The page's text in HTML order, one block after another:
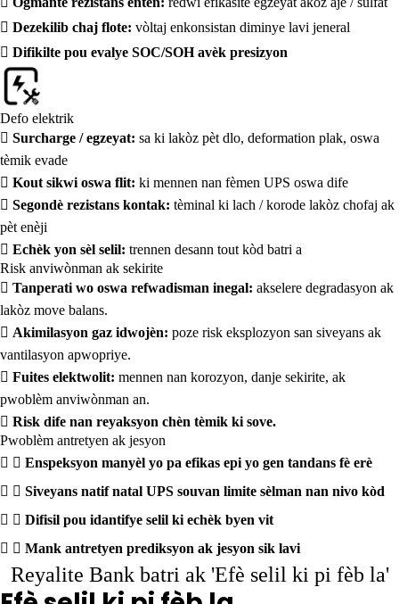
 Dezekilib chaj flote: vòltaj enkonsistan diminye lavi jeneral
 Difikilte pou evalye SOC/SOH avèk presizyon
Defo elektrik
 Surcharge / egzeyat: sa ki lakòz pèt dlo, deformation plak, oswa
tèmik evade
 Kout sikwi oswa flit: ki mennen nan fèmen UPS oswa dife
 Segondè rezistans kontak: tèminal ki lach / korode lakòz chofaj ak
pèt enèji
 Echèk yon sèl selil: trennen desann tout kòd batri a
Risk anviwònman ak sekirite
 Tanperati wo oswa refwadisman inegal: akselere degradasyon ak
lakòz move balans.
 Akimilasyon gaz idwojèn: poze risk eksplozyon san siveyans ak
vantilasyon apwopriye.
 Fuites elektwolit: mennen nan korozyon, danje sekirite, ak
pwoblèm anviwònman an.
 Risk dife nan reyaksyon chèn tèmik ki sove.
Pwoblèm antretyen ak jesyon
  Enspeksyon manyèl yo pa efikas epi yo gen tandans fè erè
  Siveyans natif natal UPS souvan limite sèlman nan nivo kòd
  Difisil pou idantifye selil ki echèk byen vit
  Mank antretyen prediksyon ak jesyon sik lavi
Reyalite Bank batri ak 'Efè selil ki pi fèb la'